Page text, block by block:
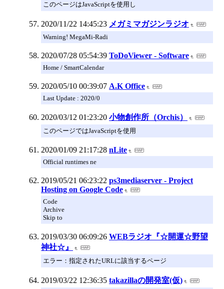
このページはJavaScriptを使用し
2020/11/22 14:45:23 メガミマガジンラジオ
Warning! MegaMi-Radi
2020/07/28 05:54:39 ToDoViewer - Software
Home / SmartCalendar
2020/05/10 00:39:07 A.K Office
Last Update : 2020/0
2020/03/12 01:23:20 小物創作所（Orchis）
このページではJavaScriptを使用
2020/01/09 21:17:28 nLite
Official runtimes ne
2019/05/21 06:23:22 ps3mediaserver - Project
Hosting on Google Code
Code
Archive
Skip to
2019/03/30 06:09:26 WEBラジオ『☆開運☆野望
神社☆』
エラー：指定されたURLに該当するページ
2019/03/22 12:36:35 takazillaの開発室(仮)